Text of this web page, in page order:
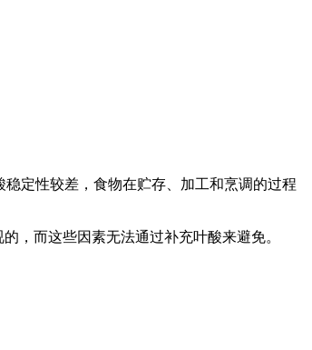
定性较差，食物在贮存、加工和烹调的过程
，而这些因素无法通过补充叶酸来避免。